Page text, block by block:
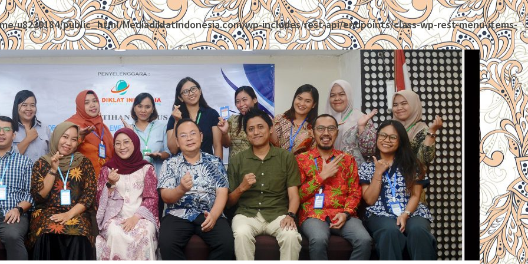
u8230184/public_html/Mediadiklatindonesia.com/wp-includes/rest-api/endpoints/class-wp-rest-menu-items-